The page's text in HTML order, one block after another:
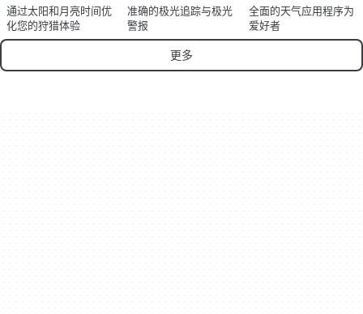
通过太阳和月亮时间优
化您的狩猎体验
准确的极光追踪与极光
警报
全面的天气应用程序为
爱好者
更多